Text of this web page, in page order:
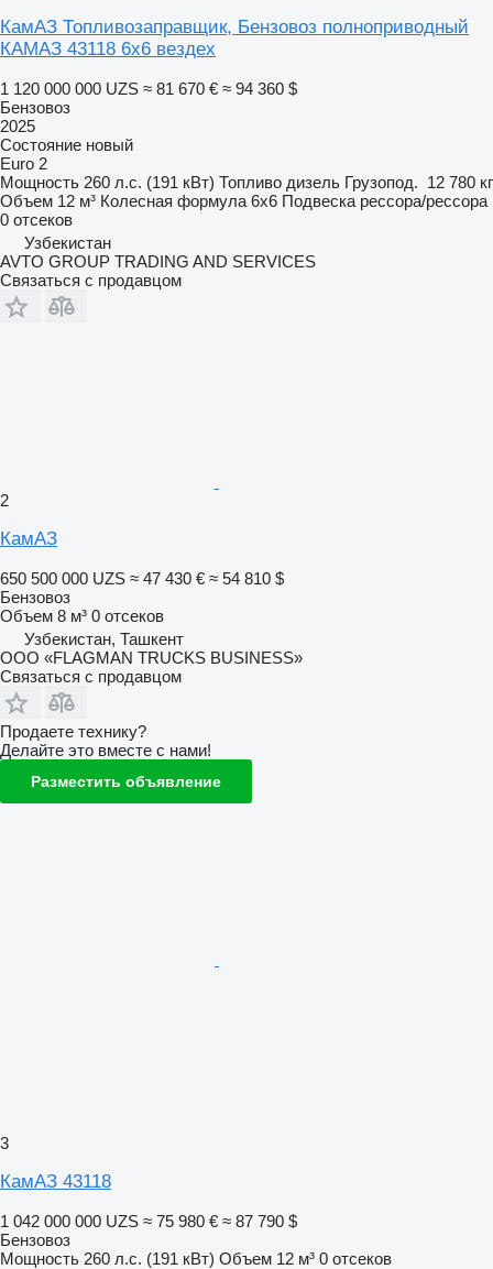
КамАЗ Топливозаправщик, Бензовоз полноприводный
КАМАЗ 43118 6х6 вездех
1 120 000 000 UZS ≈ 81 670 € ≈ 94 360 $
Бензовоз
2025
Состояние новый
Euro 2
Мощность 260 л.с. (191 кВт) Топливо дизель Грузопод. 12 780 кг
Объем 12 м³ Колесная формула 6x6 Подвеска рессора/рессора
0 отсеков
Узбекистан
AVTO GROUP TRADING AND SERVICES
Связаться с продавцом
2
КамАЗ
650 500 000 UZS ≈ 47 430 € ≈ 54 810 $
Бензовоз
Объем 8 м³ 0 отсеков
Узбекистан, Ташкент
ООО «FLAGMAN TRUCKS BUSINESS»
Связаться с продавцом
Продаете технику?
Делайте это вместе с нами!
Разместить объявление
3
КамАЗ 43118
1 042 000 000 UZS ≈ 75 980 € ≈ 87 790 $
Бензовоз
Мощность 260 л.с. (191 кВт) Объем 12 м³ 0 отсеков